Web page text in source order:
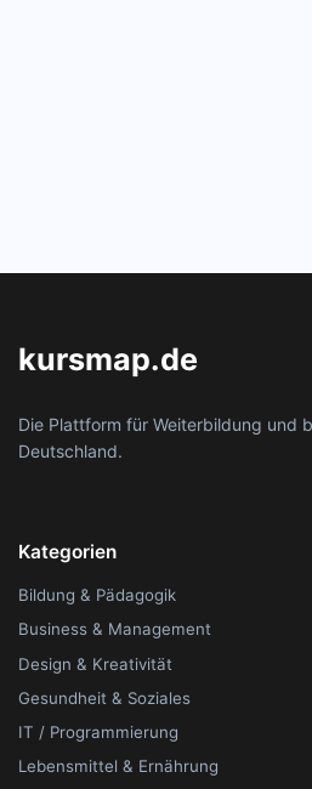
kursmap.de
Die Plattform für Weiterbildung und
Deutschland.
Kategorien
Bildung & Pädagogik
Business & Management
Design & Kreativität
Gesundheit & Soziales
IT / Programmierung
Lebensmittel & Ernährung